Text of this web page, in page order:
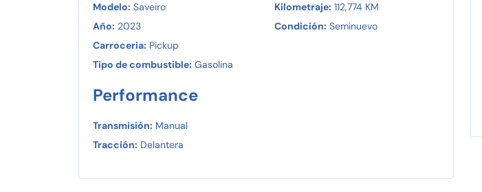
Modelo: Saveiro
Año: 2023
Carroceria: Pickup
Tipo de combustible: Gasolina
Kilometraje: 112,774 KM
Condición: Seminuevo
Performance
Transmisión: Manual
Tracción: Delantera